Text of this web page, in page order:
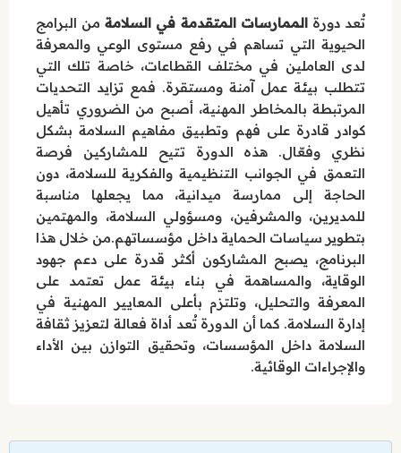
تُعد دورةالممارسات المتقدمة في السلامةمن البرامج
الحيوية التي تساهم في رفع مستوى الوعي والمعرفة
لدى العاملين في مختلف القطاعات، خاصة تلك التي
تتطلب بيئة عمل آمنة ومستقرة. فمع تزايد التحديات
المرتبطة بالمخاطر المهنية، أصبح من الضروري تأهيل
كوادر قادرة على فهم وتطبيق مفاهيم السلامة بشكل
نظري وفعّال. هذه الدورة تتيح للمشاركين فرصة
التعمق في الجوانب التنظيمية والفكرية للسلامة، دون
الحاجة إلى ممارسة ميدانية، مما يجعلها مناسبة
للمديرين، والمشرفين، ومسؤولي السلامة، والمهتمين
بتطوير سياسات الحماية داخل مؤسساتهم.من خلال هذا
البرنامج، يصبح المشاركون أكثر قدرة على دعم جهود
الوقاية، والمساهمة في بناء بيئة عمل تعتمد على
المعرفة والتحليل، وتلتزم بأعلى المعايير المهنية في
إدارة السلامة. كما أن الدورة تُعد أداة فعالة لتعزيز ثقافة
السلامة داخل المؤسسات، وتحقيق التوازن بين الأداء
والإجراءات الوقائية.